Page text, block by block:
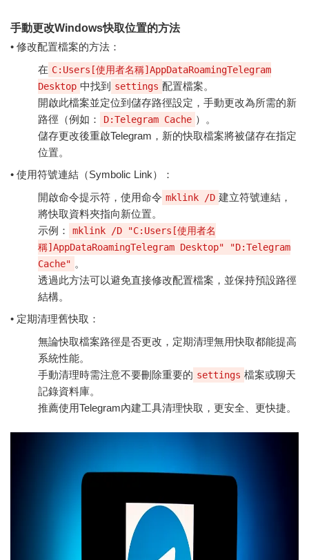
手動更改Windows快取位置的方法
• 修改配置檔案的方法：
在 C:Users[使用者名稱]AppDataRoamingTelegram
Desktop 中找到 settings 配置檔案。
開啟此檔案並定位到儲存路徑設定，手動更改為所需的新
路徑（例如：
D:Telegram Cache ）。
儲存更改後重啟Telegram，新的快取檔案將被儲存在指定
位置。
• 使用符號連結（Symbolic Link）：
開啟命令提示符，使用命令 mklink /D 建立符號連結，
將快取資料夾指向新位置。
示例：
mklink /D "C:Users[使用者名
稱]AppDataRoamingTelegram Desktop" "D:Telegram
Cache" 。
透過此方法可以避免直接修改配置檔案，並保持預設路徑
結構。
• 定期清理舊快取：
無論快取檔案路徑是否更改，定期清理無用快取都能提高
系統性能。
手動清理時需注意不要刪除重要的 settings 檔案或聊天
記錄資料庫。
推薦使用Telegram內建工具清理快取，更安全、更快捷。